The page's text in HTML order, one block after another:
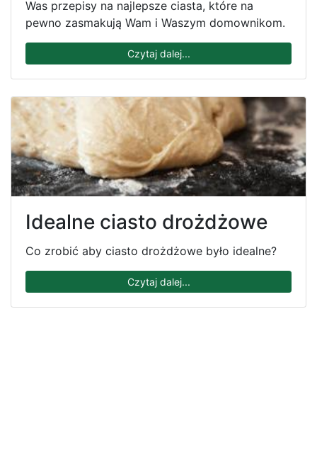
Was przepisy na najlepsze ciasta, które na
pewno zasmakują Wam i Waszym domownikom.
Czytaj dalej...
Idealne ciasto drożdżowe
Co zrobić aby ciasto drożdżowe było idealne?
Czytaj dalej...